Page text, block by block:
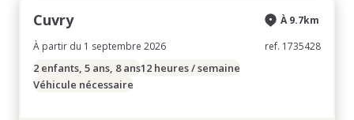
Cuvry
À partir du 1 septembre 2026
À 9.7km
ref. 1735428
2 enfants, 5 ans, 8 ans12 heures / semaine
Véhicule nécessaire